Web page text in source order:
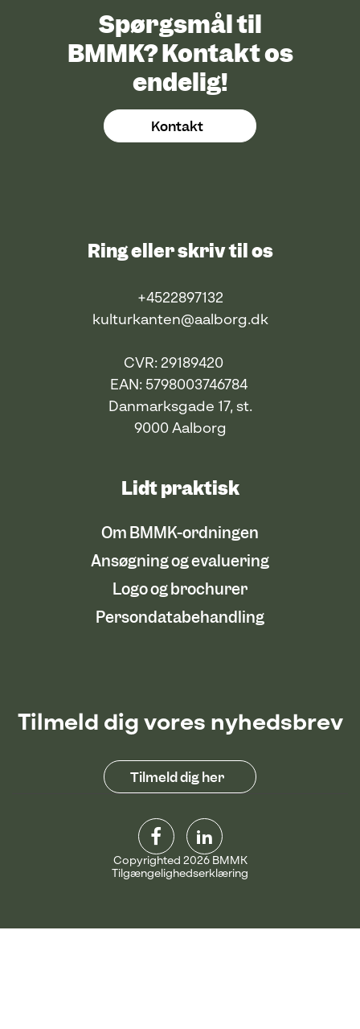
Spørgsmål til
BMMK? Kontakt os
endelig!
Kontakt
Ring eller skriv til os
+4522897132
kulturkanten@aalborg.dk
CVR: 29189420
EAN: 5798003746784
Danmarksgade 17, st.
9000 Aalborg
Lidt praktisk
Om BMMK-ordningen
Ansøgning og evaluering
Logo og brochurer
Persondatabehandling
Tilmeld dig vores nyhedsbrev
Tilmeld dig her
Copyrighted 2026 BMMK
Tilgængelighedserklæring